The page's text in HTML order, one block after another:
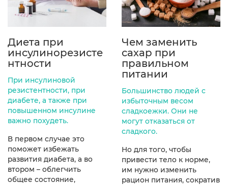
Диета при
инсулинорезисте
нтности
При инсулиновой
резистентности, при
диабете, а также при
повышенном инсулине
важно похудеть.
В первом случае это
поможет избежать
развития диабета, а во
втором – облегчить
общее состояние,
Чем заменить
сахар при
правильном
питании
Большинство людей с
избыточным весом
сладкоежки. Они не
могут отказаться от
сладкого.
Но для того, чтобы
привести тело к норме,
им нужно изменить
рацион питания, сократив